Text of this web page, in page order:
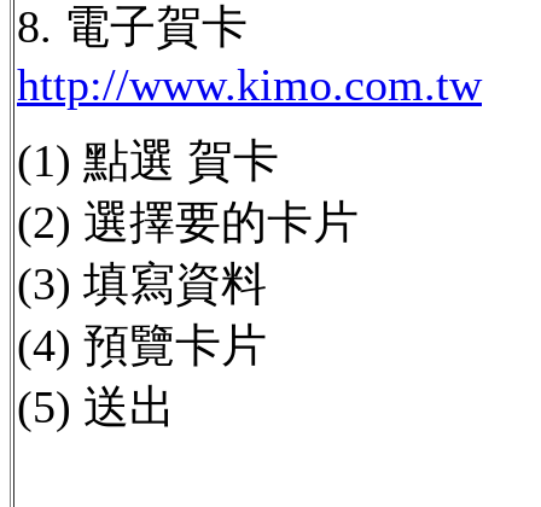
8. 電子賀卡
http://www.kimo.com.tw
(1) 點選 賀卡
(2) 選擇要的卡片
(3) 填寫資料
(4) 預覽卡片
(5) 送出